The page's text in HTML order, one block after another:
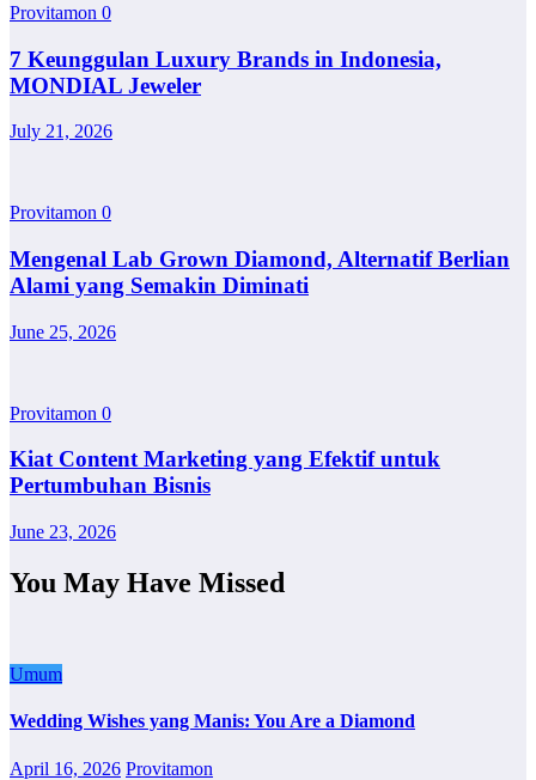
Provitamon 0
7 Keunggulan Luxury Brands in Indonesia,
MONDIAL Jeweler
July 21, 2026
Provitamon 0
Mengenal Lab Grown Diamond, Alternatif Berlian
Alami yang Semakin Diminati
June 25, 2026
Provitamon 0
Kiat Content Marketing yang Efektif untuk
Pertumbuhan Bisnis
June 23, 2026
You May Have Missed
Umum
Wedding Wishes yang Manis: You Are a Diamond
April 16, 2026 Provitamon